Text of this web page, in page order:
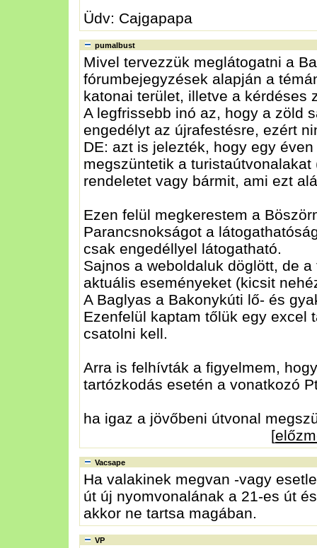
Üdv: Cajgapapa
pumalbust
Mivel tervezzük meglátogatni a
fórumbejegyzések alapján a
katonai terület, illetve a kérdéses
A legfrissebb inó az, hogy a zöld
engedélyt az újrafestésre, ezért
DE: azt is jelezték, hogy egy
megszüntetik a
rendeletet vagy bármit, ami ezt
Ezen felül megkerestem a
Parancsnokságot a
csak engedéllyel látogatható.
Sajnos a weboldaluk döglött, de
aktuális eseményeket (kicsit
A Baglyas a Bakonykúti lő- és
Ezenfelül kaptam tőlük egy excel
csatolni kell.
Arra is felhívták a figyelmem,
tartózkodás esetén a vonatkozó
ha igaz a jövőbeni útvonal
[
Vacsape
Ha valakinek megvan -vagy
út új nyomvonalának a 21-es út
akkor ne tartsa magában.
VP